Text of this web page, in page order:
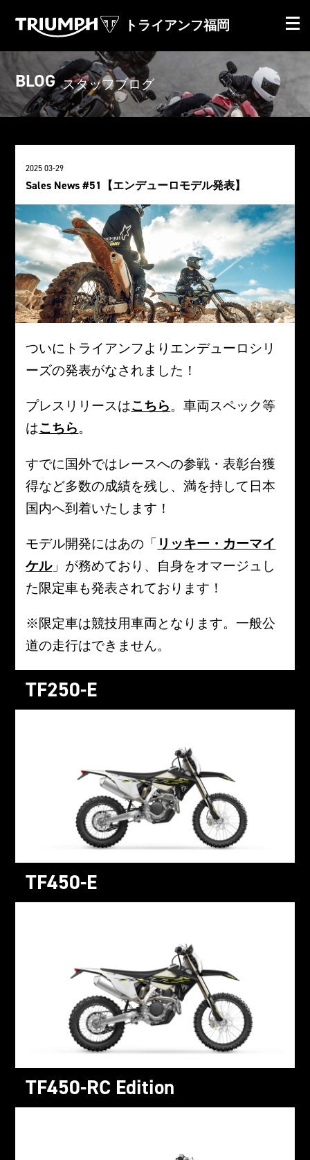
トライアンフ福岡
BLOG スタッフブログ
2025 03-29
Sales News #51【エンデューロモデル発表】
ついにトライアンフよりエンデューロシリ
ーズの発表がなされました！
プレスリリースはこちら。車両スペック等
はこちら。
すでに国外ではレースへの参戦・表彰台獲
得など多数の成績を残し、満を持して日本
国内へ到着いたします！
モデル開発にはあの「 リッキー・カーマイ
ケル」が務めており、自身をオマージュし
た限定車も発表されております！
※限定車は競技用車両となります。一般公
道の走行はできません。
TF250-E
TF450-E
TF450-RC Edition